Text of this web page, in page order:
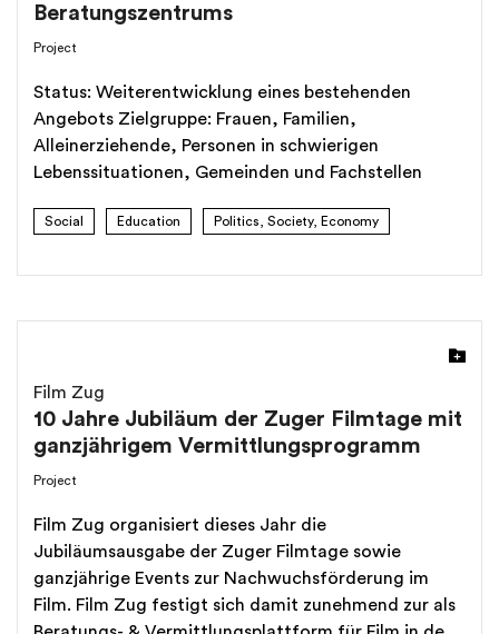
Beratungszentrums
Project
Status: Weiterentwicklung eines bestehenden
Angebots Zielgruppe: Frauen, Familien,
Alleinerziehende, Personen in schwierigen
Lebenssituationen, Gemeinden und Fachstellen
Social Education Politics, Society, Economy
Film Zug
10 Jahre Jubiläum der Zuger Filmtage mit
ganzjährigem Vermittlungsprogramm
Project
Film Zug organisiert dieses Jahr die
Jubiläumsausgabe der Zuger Filmtage sowie
ganzjährige Events zur Nachwuchsförderung im
Film. Film Zug festigt sich damit zunehmend zur als